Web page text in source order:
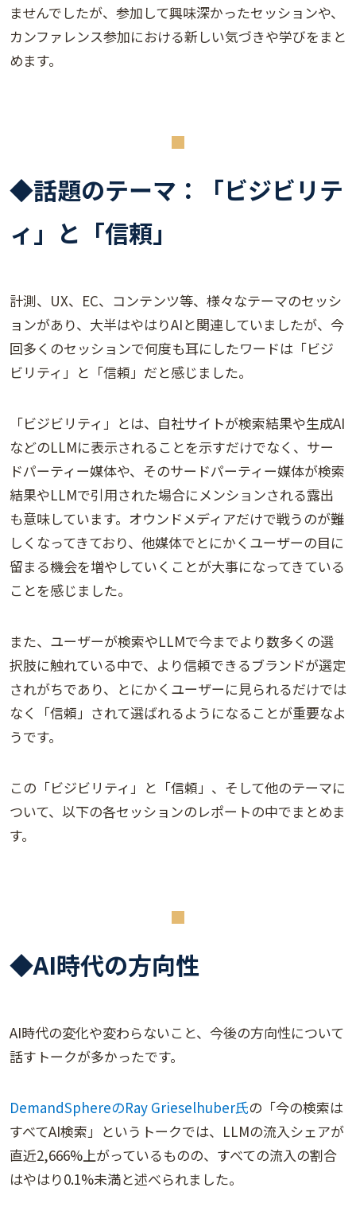
ませんでしたが、参加して興味深かったセッションや、
カンファレンス参加における新しい気づきや学びをまと
めます。
◆話題のテーマ：「ビジビリテ
ィ」と「信頼」
計測、UX、EC、コンテンツ等、様々なテーマのセッシ
ョンがあり、大半はやはりAIと関連していましたが、今
回多くのセッションで何度も耳にしたワードは「ビジ
ビリティ」と「信頼」だと感じました。
「ビジビリティ」とは、自社サイトが検索結果や生成AI
などのLLMに表示されることを示すだけでなく、サー
ドパーティー媒体や、そのサードパーティー媒体が検索
結果やLLMで引用された場合にメンションされる露出
も意味しています。オウンドメディアだけで戦うのが難
しくなってきており、他媒体でとにかくユーザーの目に
留まる機会を増やしていくことが大事になってきている
ことを感じました。
また、ユーザーが検索やLLMで今までより数多くの選
択肢に触れている中で、より信頼できるブランドが選定
されがちであり、とにかくユーザーに見られるだけでは
なく「信頼」されて選ばれるようになることが重要なよ
うです。
この「ビジビリティ」と「信頼」、そして他のテーマに
ついて、以下の各セッションのレポートの中でまとめま
す。
◆AI時代の方向性
AI時代の変化や変わらないこと、今後の方向性について
話すトークが多かったです。
DemandSphereのRay Grieselhuber氏の「今の検索は
すべてAI検索」というトークでは、LLMの流入シェアが
直近2,666%上がっているものの、すべての流入の割合
はやはり0.1%未満と述べられました。